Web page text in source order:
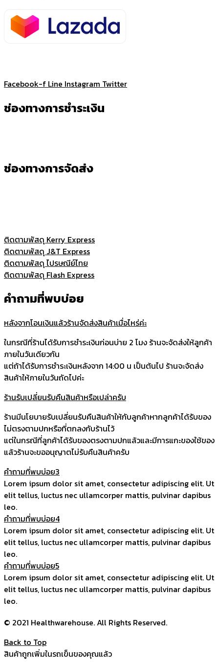
Facebook-f Line Instagram Twitter
ช่องทางการชำระเงิน
ช่องทางการจัดส่ง
ติดตามพัสดุ Kerry Express
ติดตามพัสดุ J&T Express
ติดตามพัสดุ ไปรษณีย์ไทย
ติดตามพัสดุ Flash Express
คำถามที่พบบ่อย
หลังจากโอนเงินแล้วร้านจัดส่งสินค้าเมื่อไหร่ค่ะ
ในกรณีที่ร้านได้รับการชำระเงินก่อนบ่าย 2 โมง ร้านจะจัดส่งให้ลูกค้า
ภายในวันเดียวกัน
แต่ถ้าได้รับการชำระเงินหลังจาก 14:00 น เป็นต้นไป ร้านจะจัดส่ง
สินค้าให้ภายในวันถัดไปค่ะ
ร้านรับเปลี่ยนรับคืนสินค้าหรือเปล่าครับ
ร้านมีนโยบายรับเปลี่ยนรับคืนสินค้าให้กับลูกค้าหากลูกค้าได้รับของ
ไม่ตรงตามปกหรือที่ตกลงกับร้านไว้
แต่ในกรณีที่ลูกค้าได้รับของตรงตามปกแล้วและมีการแกะของใช้ของ
แล้วร้านจะขออนุญาตไม่รับคืนสินค้าครับ
คำถามที่พบบ่อย3
Lorem ipsum dolor sit amet, consectetur adipiscing elit. Ut
elit tellus, luctus nec ullamcorper mattis, pulvinar dapibus
leo.
คำถามที่พบบ่อย4
Lorem ipsum dolor sit amet, consectetur adipiscing elit. Ut
elit tellus, luctus nec ullamcorper mattis, pulvinar dapibus
leo.
คำถามที่พบบ่อย5
Lorem ipsum dolor sit amet, consectetur adipiscing elit. Ut
elit tellus, luctus nec ullamcorper mattis, pulvinar dapibus
leo.
© 2021 Healthwarehouse. All Rights Reserved.
Back to Top
สินค้าถูกเพิ่มในรถเข็นของคุณแล้ว